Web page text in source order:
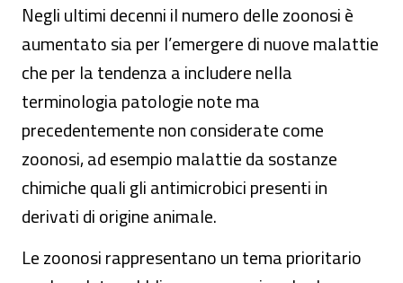
Negli ultimi decenni il numero delle zoonosi è
aumentato sia per l’emergere di nuove malattie
che per la tendenza a includere nella
terminologia patologie note ma
precedentemente non considerate come
zoonosi, ad esempio malattie da sostanze
chimiche quali gli antimicrobici presenti in
derivati di origine animale.
Le zoonosi rappresentano un tema prioritario